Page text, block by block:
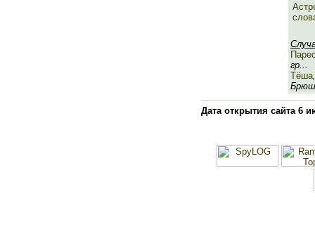
гр...
Тёша
Дата открытия сайта 6